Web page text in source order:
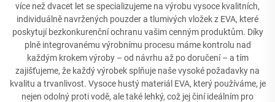
více než dvacet let se specializujeme na výrobu vysoce kvalitních,
individuálně navržených pouzder a tlumivých vložek z EVA, které
poskytují bezkonkurenční ochranu vašim cenným produktům. Díky
plně integrovanému výrobnímu procesu máme kontrolu nad
každým krokem výroby – od návrhu až po doručení – a tím
zajišťujeme, že každý výrobek splňuje naše vysoké požadavky na
kvalitu a trvanlivost. Vysoce hustý materiál EVA, který používáme, je
nejen odolný proti vodě, ale také lehký, což jej činí ideálním pro